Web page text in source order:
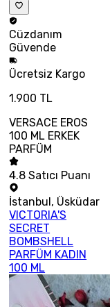
Cüzdanım
Güvende
Ücretsiz Kargo
1.900 TL
VERSACE EROS
100 ML ERKEK
PARFÜM
4.8 Satıcı Puanı
İstanbul, Üsküdar
VICTORIA'S
SECRET
BOMBSHELL
PARFÜM KADIN
100 ML